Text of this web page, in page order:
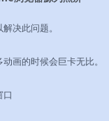
决此问题。
画的时候会巨卡无比。
口